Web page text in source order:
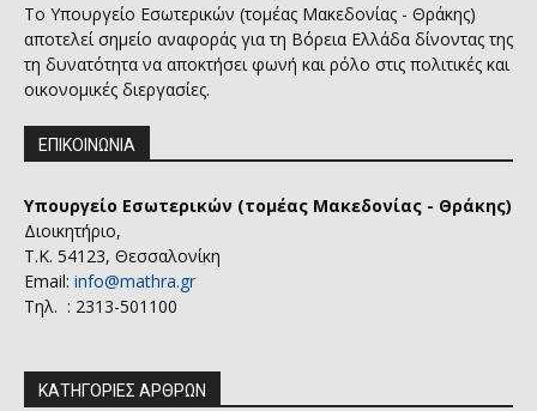
Το Υπουργείο Εσωτερικών (τομέας Μακεδονίας - Θράκης)
αποτελεί σημείο αναφοράς για τη Βόρεια Ελλάδα δίνοντας της
τη δυνατότητα να αποκτήσει φωνή και ρόλο στις πολιτικές και
οικονομικές διεργασίες.
ΕΠΙΚΟΙΝΩΝΙΑ
Υπουργείο Εσωτερικών (τομέας Μακεδονίας - Θράκης)
Διοικητήριο,
Τ.Κ. 54123, Θεσσαλονίκη
Email: info@mathra.gr
Τηλ. : 2313-501100
ΚΑΤΗΓΟΡΙΕΣ ΑΡΘΡΩΝ